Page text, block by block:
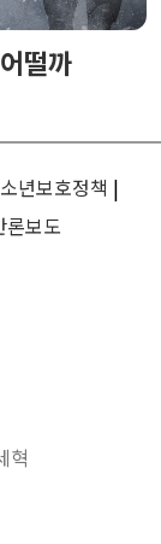
떨까
년보호정책 |
론보도
혁